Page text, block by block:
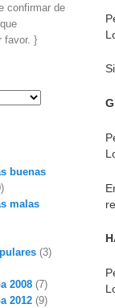
confirmar de
favor. }
buenas
malas
(3)
2008 (7)
2012 (9)